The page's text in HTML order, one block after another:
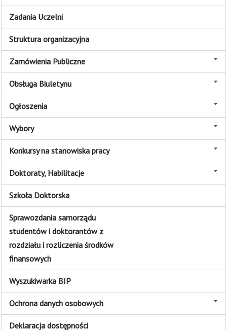
Zadania Uczelni
Struktura organizacyjna
Zamówienia Publiczne
Obsługa Biuletynu
Ogłoszenia
Wybory
Konkursy na stanowiska pracy
Doktoraty, Habilitacje
Szkoła Doktorska
Sprawozdania samorządu
studentów i doktorantów z
rozdziału i rozliczenia środków
finansowych
Wyszukiwarka BIP
Ochrona danych osobowych
Deklaracja dostępności